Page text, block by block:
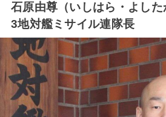
石原由尊（いしはら・よし
3地対艦ミサイル連隊長